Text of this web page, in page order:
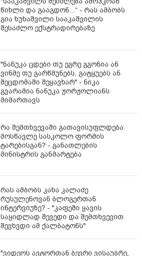
წიხლი და გააგდონ...“ - რას ამბობს
გია ხუხაშვილი სააკაშვილის
შესაძლო ექსტრადირებაზე
"ნანუკა ცდები თუ ეგრე გგონია ან
ვინმე თუ გარწმუნებს, გატყუებს ან
შეცდომაში შეყავხარ" - ნიკა
გვარამია ნანუკა ჟორჟოლიანს
მიმართავს
რა შემთხვევაში გათავისუფლდება
მოსწავლე სასკოლო ფორმის
ტარებისგან? - განათლების
მინისტრის განმარტება
რას ამბობს კახა კალაძე
რუსულენოვან ბლოგერთან
ინტერვიუზე? - "კაფეში ყავის
საყიდლად შევედი და შემთხვევით
შევხვდი ამ ქალბატონს"
"ვიდეოს ავტორთან ბევრი ვისაუბრე,